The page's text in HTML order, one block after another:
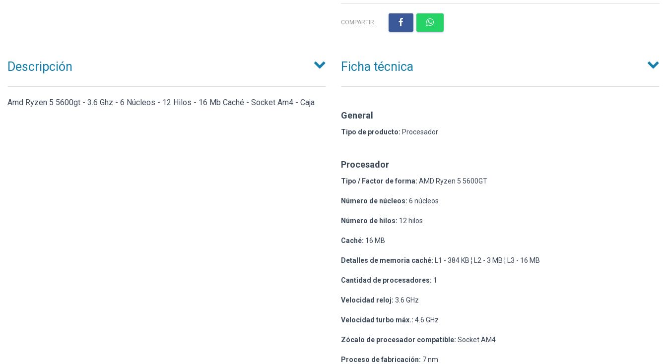
COMPARTIR:
Descripción
Amd Ryzen 5 5600gt - 3.6 Ghz - 6 Núcleos - 12 Hilos - 16 Mb Caché - Socket Am4 - Caja
Ficha técnica
General
Tipo de producto: Procesador
Procesador
Tipo / Factor de forma: AMD Ryzen 5 5600GT
Número de núcleos: 6 núcleos
Número de hilos: 12 hilos
Caché: 16 MB
Detalles de memoria caché: L1 - 384 KB ¦ L2 - 3 MB ¦ L3 - 16 MB
Cantidad de procesadores: 1
Velocidad reloj: 3.6 GHz
Velocidad turbo máx.: 4.6 GHz
Zócalo de procesador compatible: Socket AM4
Proceso de fabricación: 7 nm